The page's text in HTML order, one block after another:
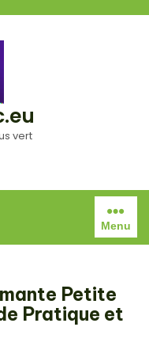
vert
Menu
Petite
Pratique et